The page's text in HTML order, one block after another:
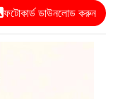
ফটোকার্ড ডাউনলোড করুন